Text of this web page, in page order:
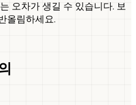
오차가 생길 수 있습니다. 보
올림하세요.